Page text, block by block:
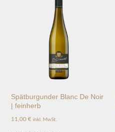
Spätburgunder Blanc De Noir
| feinherb
11,00 € inkl. MwSt.